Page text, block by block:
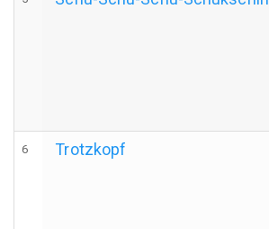
6 Trotzkopf